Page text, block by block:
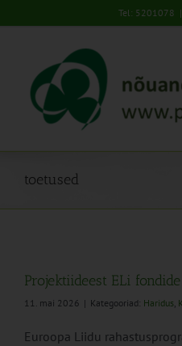
to
Tel: 5201078 |
toetused
Projektiideest ELi
11. mai 2026 | Kategooriad: Haridus,
Euroopa Liidu